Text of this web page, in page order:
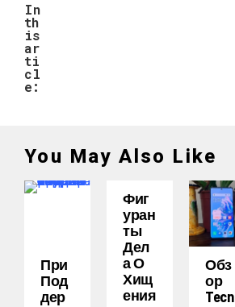
In
th
is
ar
ti
cl
e:
You May Also Like
При
Под
Дер
Фиг
Уран
Ты
Дел
А О
Хищ
Ения
Обз
Ор
Tecn